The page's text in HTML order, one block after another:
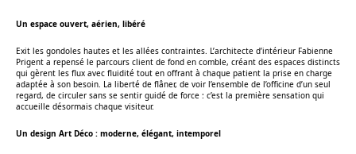
Un espace ouvert, aérien, libéré
Exit les gondoles hautes et les allées contraintes. L’architecte d’intérieur Fabienne
Prigent a repensé le parcours client de fond en comble, créant des espaces distincts
qui gèrent les flux avec fluidité tout en offrant à chaque patient la prise en charge
adaptée à son besoin. La liberté de flâner, de voir l’ensemble de l’officine d’un seul
regard, de circuler sans se sentir guidé de force : c’est la première sensation qui
accueille désormais chaque visiteur.
Un design Art Déco : moderne, élégant, intemporel